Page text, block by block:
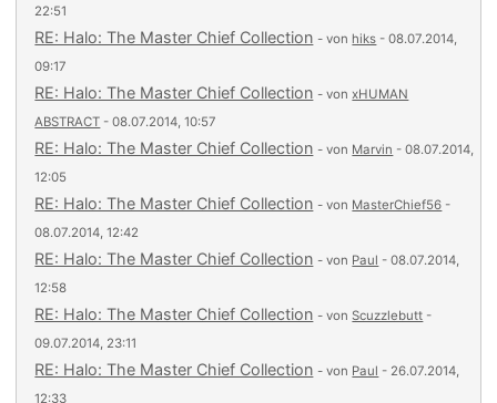
22:51
RE: Halo: The Master Chief Collection - von hiks - 08.07.2014,
09:17
RE: Halo: The Master Chief Collection - vonxHUMAN
ABSTRACT - 08.07.2014, 10:57
RE: Halo: The Master Chief Collection - von Marvin - 08.07.2014,
12:05
RE: Halo: The Master Chief Collection - von MasterChief56 -
08.07.2014, 12:42
RE: Halo: The Master Chief Collection - von Paul - 08.07.2014,
12:58
RE: Halo: The Master Chief Collection - vonScuzzlebutt -
09.07.2014, 23:11
RE: Halo: The Master Chief Collection - von Paul - 26.07.2014,
12:33